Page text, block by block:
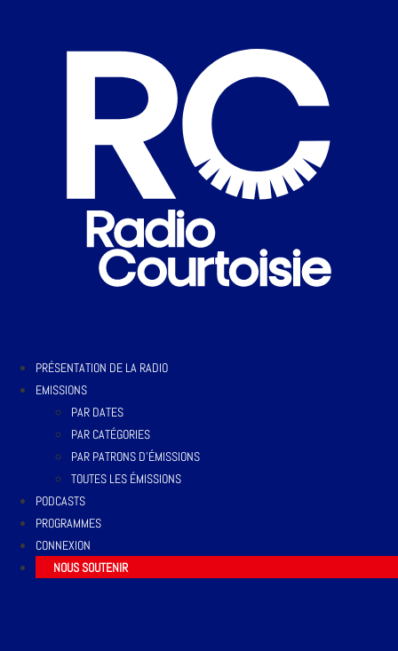
PRÉSENTATION DE LA RADIO
EMISSIONS
PAR DATES
PAR CATÉGORIES
PAR PATRONS D’ÉMISSIONS
TOUTES LES ÉMISSIONS
PODCASTS
PROGRAMMES
CONNEXION
NOUS SOUTENIR